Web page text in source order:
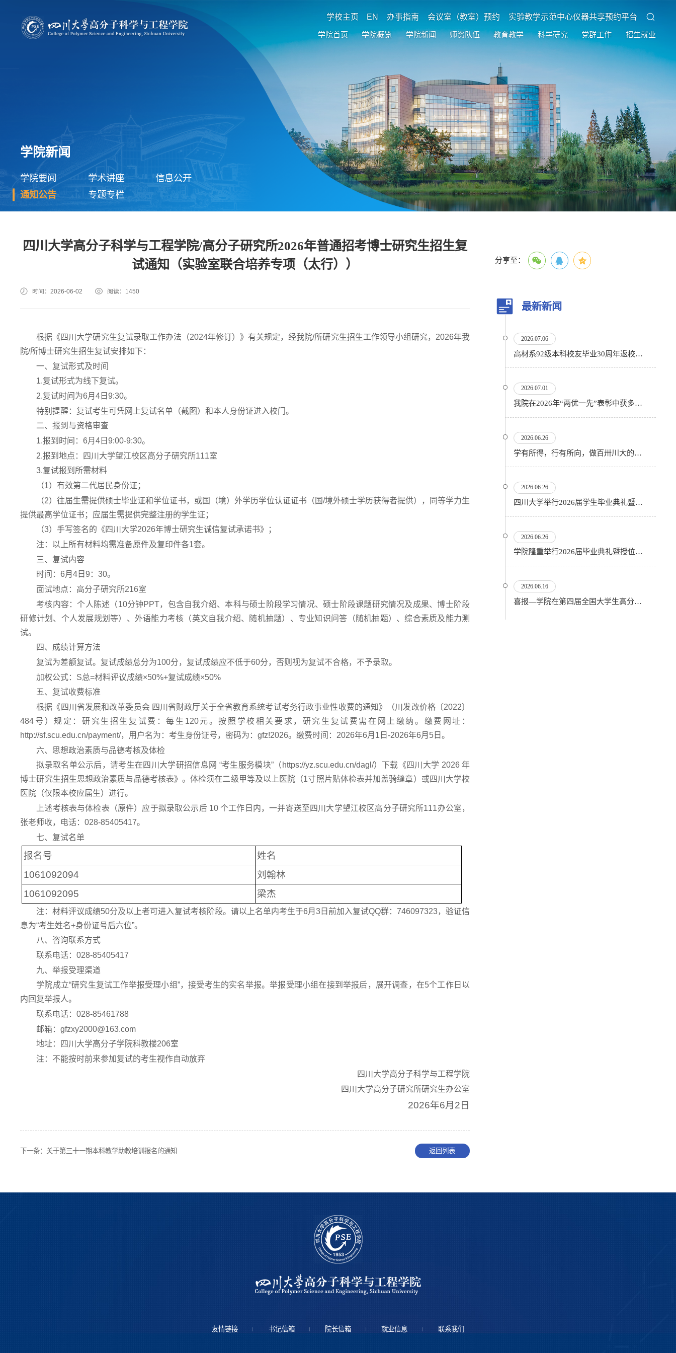
学校主页 EN 办事指南 会议室（教室）预约 实验教学示范中心仪器共享预约平台
学院首页 学院概览 学院新闻 师资队伍 教育教学 科学研究 党群工作 招生就业
学院新闻
学院要闻 学术讲座
信息公开
通知公告
专题专栏
四川大学高分子科学与工程学院/高分子研究所2026年普通招考博士研究生招生复
试通知（实验室联合培养专项（太行））
时间：2026-06-02 阅读： 1450
根据《四川大学研究生复试录取工作办法（2024年修订）》有关规定，经我院/所研究生招生工作领导小组研究，2026年我
院/所博士研究生招生复试安排如下：
一、复试形式及时间
1.复试形式为线下复试。
2.复试时间为6月4日9:30。
特别提醒：复试考生可凭网上复试名单（截图）和本人身份证进入校门。
二、报到与资格审查
1.报到时间：6月4日9:00-9:30。
2.报到地点：四川大学望江校区高分子研究所111室
3.复试报到所需材料
（1）有效第二代居民身份证；
（2）往届生需提供硕士毕业证和学位证书，或国（境）外学历学位认证证书（国/境外硕士学历获得者提供），同等学力生
提供最高学位证书；应届生需提供完整注册的学生证；
（3）手写签名的《四川大学2026年博士研究生诚信复试承诺书》；
注：以上所有材料均需准备原件及复印件各1套。
三、复试内容
时间：6月4日9：30。
面试地点：高分子研究所216室
考核内容：个人陈述（10分钟PPT，包含自我介绍、本科与硕士阶段学习情况、硕士阶段课题研究情况及成果、博士阶段
研修计划、个人发展规划等）、外语能力考核（英文自我介绍、随机抽题）、专业知识问答（随机抽题）、综合素质及能力测
试。
四、成绩计算方法
复试为差额复试。复试成绩总分为100分，复试成绩应不低于60分，否则视为复试不合格，不予录取。
加权公式：S总=材料评议成绩×50%+复试成绩×50%
五、复试收费标准
根据《四川省发展和改革委员会 四川省财政厅关于全省教育系统考试考务行政事业性收费的通知》（川发改价格〔2022〕
484号）规定：研究生招生复试费：每生120元。按照学校相关要求，研究生复试费需在网上缴纳。缴费网址：
http://sf.scu.edu.cn/payment/，用户名为：考生身份证号，密码为：gfz!2026。缴费时间：2026年6月1日-2026年6月5日。
六、思想政治素质与品德考核及体检
拟录取名单公示后，请考生在四川大学研招信息网 “考生服务模块”（https://yz.scu.edu.cn/dagl/）下载《四川大学 2026 年
博士研究生招生思想政治素质与品德考核表》。体检须在二级甲等及以上医院（1寸照片贴体检表并加盖骑缝章）或四川大学校
医院（仅限本校应届生）进行。
上述考核表与体检表（原件）应于拟录取公示后 10 个工作日内，一并寄送至四川大学望江校区高分子研究所111办公室，
张老师收，电话：028-85405417。
七、复试名单
报名号
姓名
1061092094
刘翰林
1061092095
梁杰
注：材料评议成绩50分及以上者可进入复试考核阶段。请以上名单内考生于6月3日前加入复试QQ群：746097323，验证信
息为“考生姓名+身份证号后六位”。
八、咨询联系方式
联系电话：028-85405417
九、举报受理渠道
学院成立“研究生复试工作举报受理小组”，接受考生的实名举报。举报受理小组在接到举报后，展开调查，在5个工作日以
内回复举报人。
联系电话：028-85461788
邮箱：gfzxy2000@163.com
地址：四川大学高分子学院科教楼206室
注：不能按时前来参加复试的考生视作自动放弃
四川大学高分子科学与工程学院
四川大学高分子研究所研究生办公室
2026年6月2日
下一条： 关于第三十一期本科教学助教培训报名的通知 返回列表
分享至：
最新新闻
2026.07.06
高材系92级本科校友毕业30周年返校活动顺利举行
2026.07.01
我院在2026年“两优一先”表彰中获多项殊荣
2026.06.26
学有所得，行有所向，做百卅川大的薪火赓续者——校长汪劲松在四川大学2026届学生毕业典礼上的...
2026.06.26
四川大学举行2026届学生毕业典礼暨学位授予仪式
2026.06.26
​学院隆重举行2026届毕业典礼暨授位仪式
2026.06.16
喜报—学院在第四届全国大学生高分子材料实验实践虚拟仿真大赛再创佳绩
友情链接 书记信箱 院长信箱 就业信息 联系我们